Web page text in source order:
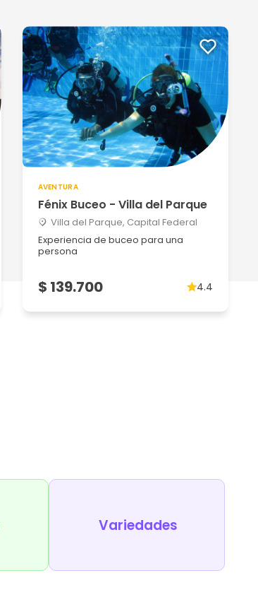
AVENTURA
Fénix Buceo - Villa del Parque
Villa del Parque, Capital Federal
Experiencia de buceo para una
persona
$ 139.700 4.4
Variedades